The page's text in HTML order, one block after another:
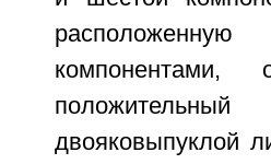
двояковыпуклой